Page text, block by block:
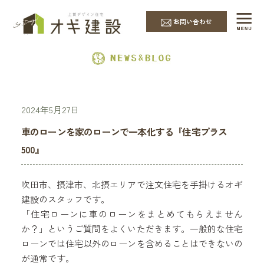
お問い合わせ
EVENT & NEWS
2024年5月27日
車のローンを家のローンで一本化する『住宅プラス
500』
吹田市、摂津市、北摂エリアで注文住宅を手掛けるオギ
建設のスタッフです。
「住宅ローンに車のローンをまとめてもらえません
か？」というご質問をよくいただきます。一般的な住宅
ローンでは住宅以外のローンを含めることはできないの
が通常です。